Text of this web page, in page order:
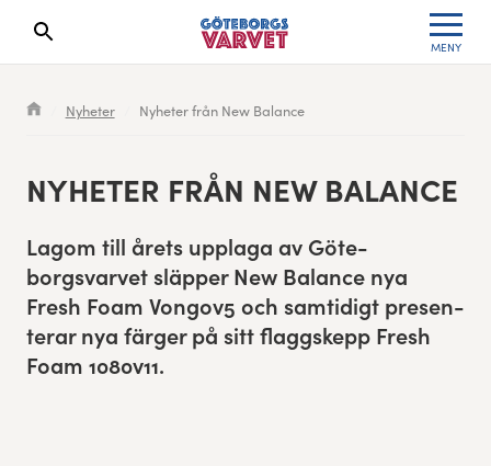
MENY
Sökresultaten dyker upp här
Nyheter Nyheter från New Balance
NYHETER FRÅN NEW BALANCE
Lagom till årets uppla­ga av Göte­
borgsvarvet släp­per New Bal­ance nya
Fresh Foam Vongov5 och sam­tidigt pre­sen­
ter­ar nya färg­er på sitt flag­gskepp Fresh
Foam 1080v11.
Seedningsregler
Bana
Göteborgsvarvet Expo
Löparinspiration och träning
Cityvarvet
Minivarvet
Lilla Varvet
Varvetmilen
Leverantörer
Partners Varvetveckan
Partnerportal
Anmälan